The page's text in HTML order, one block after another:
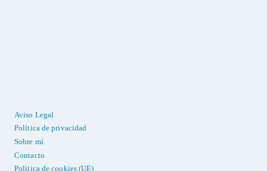
Aviso Legal
Política de privacidad
Sobre mí
Contacto
Política de cookies (UE)